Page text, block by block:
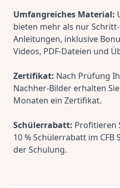
Umfangreiches Material:
bieten mehr als nur
Anleitungen, inklusive
Videos, PDF-Dateien und
Zertifikat: Nach Prüfung
Nachher-Bilder erhalten
Monaten ein Zertifikat.
Schülerrabatt: Profitieren
10 % Schülerrabatt im CFB
der Schulung.